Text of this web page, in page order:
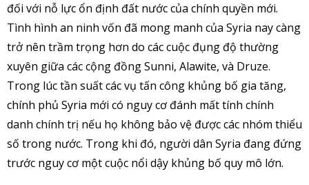
đối với nỗ lực ổn định đất nước của chính quyền mới.
Tình hình an ninh vốn đã mong manh của Syria nay càng
trở nên trầm trọng hơn do các cuộc đụng độ thường
xuyên giữa các cộng đồng Sunni, Alawite, và Druze.
Trong lúc tần suất các vụ tấn công khủng bố gia tăng,
chính phủ Syria mới có nguy cơ đánh mất tính chính
danh chính trị nếu họ không bảo vệ được các nhóm thiểu
số trong nước. Trong khi đó, người dân Syria đang đứng
trước nguy cơ một cuộc nổi dậy khủng bố quy mô lớn.